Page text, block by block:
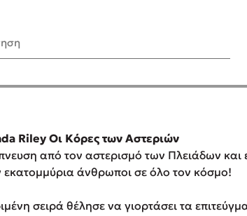
ταιριάζει για το καλοκαίρι;
3 βιβλία βασισμένα σε
γεγονότα!
είναι «το πρόβλημα»
Riley Οι Κόρες των Αστεριών
από τον αστερισμό των Πλειάδων και
εκατομμύρια άνθρωποι σε όλο τον κόσμο!
σειρά θέλησε να γιορτάσει τα